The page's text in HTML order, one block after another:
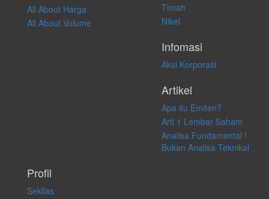
All About Harga
All About Volume
Timah
Nikel
Infomasi
Aksi Korporasi
Artikel
Apa itu Emiten?
Arti 1 Lembar Saham
Analisa Fundamental !
Bukan Analisa Teknikal
Profil
Sekilas